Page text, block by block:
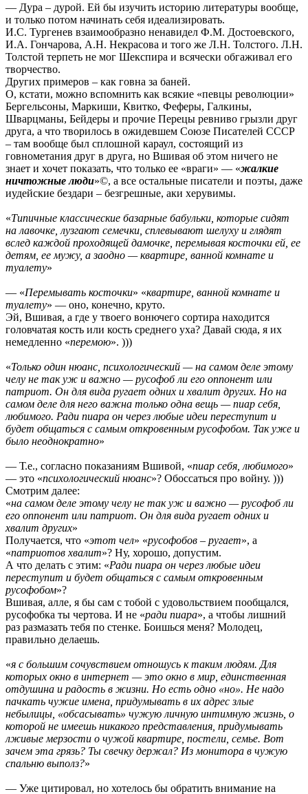
— Дура – дурой. Ей бы изучить историю литературы вообще,
и только потом начинать себя идеализировать.
И.С. Тургенев взаимообразно ненавидел Ф.М. Достоевского,
И.А. Гончарова, А.Н. Некрасова и того же Л.Н. Толстого. Л.Н.
Толстой терпеть не мог Шекспира и всячески обгаживал его
творчество.
Других примеров – как говна за баней.
О, кстати, можно вспомнить как всякие «певцы революции»
Бергельсоны, Маркиши, Квитко, Феферы, Галкины,
Шварцманы, Бейдеры и прочие Перецы ревниво грызли друг
друга, а что творилось в ожидевшем Союзе Писателей СССР
– там вообще был сплошной караул, состоящий из
говнометания друг в друга, но Вшивая об этом ничего не
знает и хочет показать, что только ее «враги» — «жалкие
ничтожные люди»©, а все остальные писатели и поэты, даже
иудейские бездари – безгрешные, аки херувимы.
«Типичные классические базарные бабульки, которые сидят
на лавочке, лузгают семечки, сплевывают шелуху и глядят
вслед каждой проходящей дамочке, перемывая косточки ей, ее
детям, ее мужу, а заодно — квартире, ванной комнате и
туалету»
— «Перемывать косточки» «квартире, ванной комнате и
туалету» — оно, конечно, круто.
Эй, Вшивая, а где у твоего вонючего сортира находится
головчатая кость или кость среднего уха? Давай сюда, я их
немедленно «перемою». )))
«Только один нюанс, психологический — на самом деле этому
челу не так уж и важно — русофоб ли его оппонент или
патриот. Он для вида ругает одних и хвалит других. Но на
самом деле для него важна только одна вещь — пиар себя,
любимого. Ради пиара он через любые идеи переступит и
будет общаться с самым откровенным русофобом. Так уже и
было неоднократно»
— Т.е., согласно показаниям Вшивой, «пиар себя, любимого»
— это «психологический нюанс»? Обоссаться про войну. )))
Смотрим далее:
«на самом деле этому челу не так уж и важно — русофоб ли
его оппонент или патриот. Он для вида ругает одних и
хвалит других»
Получается, что «этот чел» «русофобов – ругает», а
«патриотов хвалит»? Ну, хорошо, допустим.
А что делать с этим: «Ради пиара он через любые идеи
переступит и будет общаться с самым откровенным
русофобом»?
Вшивая, алле, я бы сам с тобой с удовольствием пообщался,
русофобка ты чертова. И не «ради пиара», а чтобы лишний
раз размазать тебя по стенке. Боишься меня? Молодец,
правильно делаешь.
«я с большим сочувствием отношусь к таким людям. Для
которых окно в интернет — это окно в мир, единственная
отдушина и радость в жизни. Но есть одно «но». Не надо
пачкать чужие имена, придумывать в их адрес злые
небылицы, «обсасывать» чужую личную интимную жизнь, о
которой не имеешь никакого представления, придумывать
лживые мерзости о чужой квартире, постели, семье. Вот
зачем эта грязь? Ты свечку держал? Из монитора в чужую
спальню выполз?»
— Уже цитировал, но хотелось бы обратить внимание на